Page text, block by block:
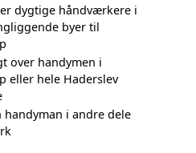
dygtige håndværkere i
byer til
over handymen i
eller hele Haderslev
handyman i andre dele